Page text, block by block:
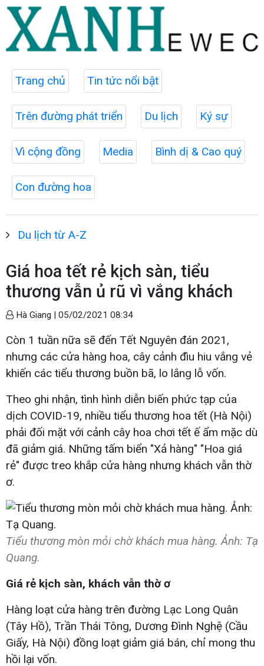
Trang chủ Tin tức nổi bật
Trên đường phát triển Du lịch Ký sự
Vì cộng đồng Media Bình dị & Cao quý
Con đường hoa
Du lịch từ A-Z
Giá hoa tết rẻ kịch sàn, tiểu
thương vẫn ủ rũ vì vắng khách
Hà Giang | 05/02/2021 08:34
Còn 1 tuần nữa sẽ đến Tết Nguyên đán 2021,
nhưng các cửa hàng hoa, cây cảnh đìu hiu vắng vẻ
khiến các tiểu thương buồn bã, lo lắng lỗ vốn.
Theo ghi nhận, tình hình diễn biến phức tạp của
dịch COVID-19, nhiều tiểu thương hoa tết (Hà Nội)
phải đối mặt với cảnh cây hoa chơi tết ế ẩm mặc dù
đã giảm giá. Những tấm biển "Xả hàng" "Hoa giá
rẻ" được treo khắp cửa hàng nhưng khách vẫn thờ
ơ.
Tiểu thương mòn mỏi chờ khách mua hàng. Ảnh: Tạ
Quang.
Giá rẻ kịch sàn, khách vẫn thờ ơ
Hàng loạt cửa hàng trên đường Lạc Long Quân
(Tây Hồ), Trần Thái Tông, Dương Đình Nghệ (Cầu
Giấy, Hà Nội) đồng loạt giảm giá bán, chỉ mong thu
hồi lại vốn.